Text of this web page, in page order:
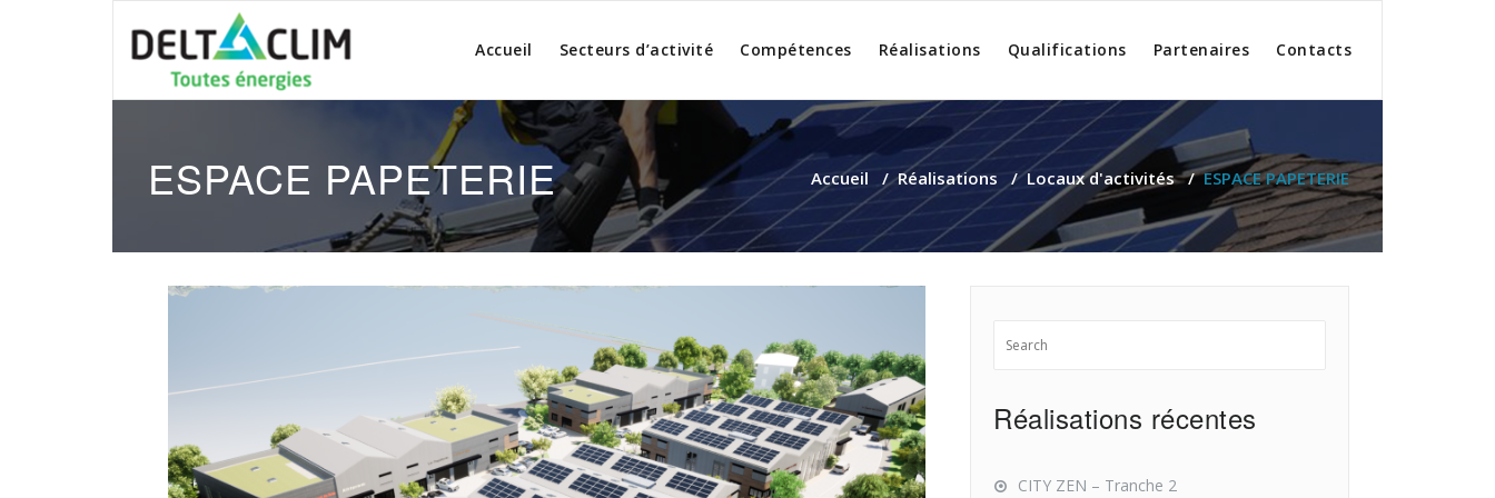
Accueil Secteurs d’activité Compétences Réalisations Qualifications Partenaires Contacts
ESPACE PAPETERIE Accueil /Réalisations /Locaux d'activités/ESPACE PAPETERIE
Réalisations récentes
CITY ZEN – Tranche 2